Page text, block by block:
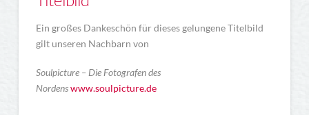
Ein großes Dankeschön für dieses gelungene Titelbild
gilt unseren Nachbarn von
Soulpicture – Die Fotografen des
Nordenswww.soulpicture.de